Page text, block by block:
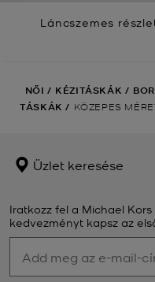
Láncszemes
NŐI / KÉZITÁSKÁK /
TÁSKÁK / KÖZEPES
Üzlet keresése
Iratkozz fel a Michael Kors
kedvezményt kapsz az